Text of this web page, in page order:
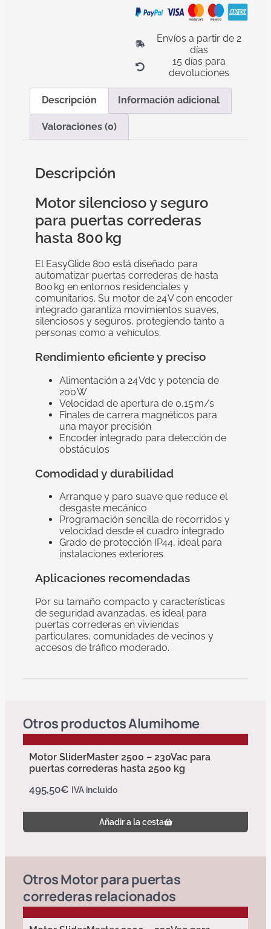
Envíos a partir de 2
días
15 días para
devoluciones
Descripción Información adicional
Valoraciones (0)
Descripción
Motor silencioso y seguro
para puertas correderas
hasta 800 kg
El EasyGlide 800 está diseñado para
automatizar puertas correderas de hasta
800 kg en entornos residenciales y
comunitarios. Su motor de 24 V con encoder
integrado garantiza movimientos suaves,
silenciosos y seguros, protegiendo tanto a
personas como a vehículos.
Rendimiento eficiente y preciso
Alimentación a 24 Vdc y potencia de
200 W
Velocidad de apertura de 0,15 m/s
Finales de carrera magnéticos para
una mayor precisión
Encoder integrado para detección de
obstáculos
Comodidad y durabilidad
Arranque y paro suave que reduce el
desgaste mecánico
Programación sencilla de recorridos y
velocidad desde el cuadro integrado
Grado de protección IP44, ideal para
instalaciones exteriores
Aplicaciones recomendadas
Por su tamaño compacto y características
de seguridad avanzadas, es ideal para
puertas correderas en viviendas
particulares, comunidades de vecinos y
accesos de tráfico moderado.
Otros productosAlumihome
Motor SliderMaster 2500 – 230Vac para
puertas correderas hasta 2500 kg
495,50€ IVA incluido
Añadir a la cesta
OtrosMotor para puertas
correderasrelacionados